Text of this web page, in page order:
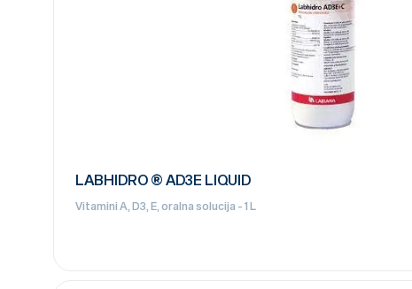
LABHIDRO ® AD3E LIQUID
Vitamini A, D3, E, oralna solucija - 1 L